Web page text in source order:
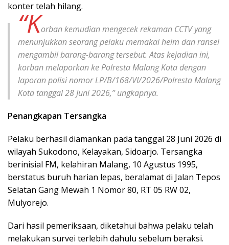
konter telah hilang.
“Korban kemudian mengecek rekaman CCTV yang
menunjukkan seorang pelaku memakai helm dan ransel
mengambil barang-barang tersebut. Atas kejadian ini,
korban melaporkan ke Polresta Malang Kota dengan
laporan polisi nomor LP/B/168/VI/2026/Polresta Malang
Kota tanggal 28 Juni 2026,” ungkapnya.
Penangkapan Tersangka
Pelaku berhasil diamankan pada tanggal 28 Juni 2026 di
wilayah Sukodono, Kelayakan, Sidoarjo. Tersangka
berinisial FM, kelahiran Malang, 10 Agustus 1995,
berstatus buruh harian lepas, beralamat di Jalan Tepos
Selatan Gang Mewah 1 Nomor 80, RT 05 RW 02,
Mulyorejo.
Dari hasil pemeriksaan, diketahui bahwa pelaku telah
melakukan survei terlebih dahulu sebelum beraksi.